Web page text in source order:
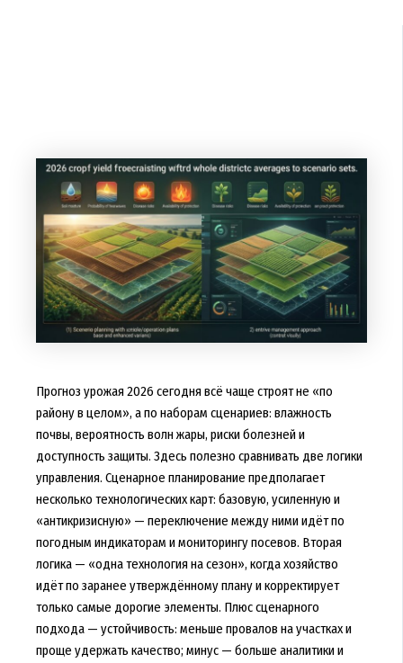
Прогноз урожая 2026 сегодня всё чаще строят не «по
району в целом», а по наборам сценариев: влажность
почвы, вероятность волн жары, риски болезней и
доступность защиты. Здесь полезно сравнивать две логики
управления. Сценарное планирование предполагает
несколько технологических карт: базовую, усиленную и
«антикризисную» — переключение между ними идёт по
погодным индикаторам и мониторингу посевов. Вторая
логика — «одна технология на сезон», когда хозяйство
идёт по заранее утверждённому плану и корректирует
только самые дорогие элементы. Плюс сценарного
подхода — устойчивость: меньше провалов на участках и
проще удержать качество; минус — больше аналитики и